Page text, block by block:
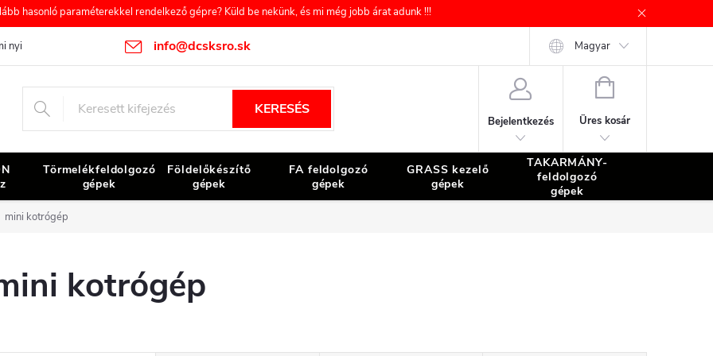
hasonló paraméterekkel rendelkező gépre? Küld be nekünk, és mi még jobb árat adunk !!!
info@dcsksro.sk
nyilatkozat Reklamációs feltételek A szerződéstől való elállás Magyar
KERESÉS
Bejelentkezés
KOSÁR
Üres kosár
Törmelékfeldolgozó
gépek
Földelőkészítő
gépek
FA feldolgozó
gépek
GRASS kezelő
gépek
TAKARMÁNY-
feldolgozó
gépek
mini kotrógép
kotrógép